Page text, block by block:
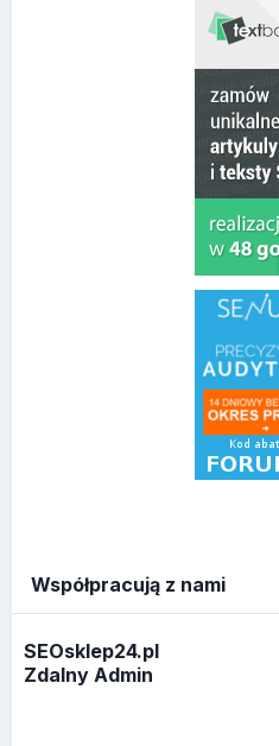
Współpracują z nami
SEOsklep24.pl
Zdalny Admin